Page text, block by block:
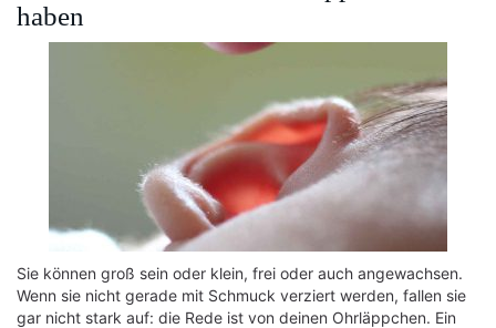
haben
Sie können groß sein oder klein, frei oder auch angewachsen.
Wenn sie nicht gerade mit Schmuck verziert werden, fallen sie
gar nicht stark auf: die Rede ist von deinen Ohrläppchen. Ein